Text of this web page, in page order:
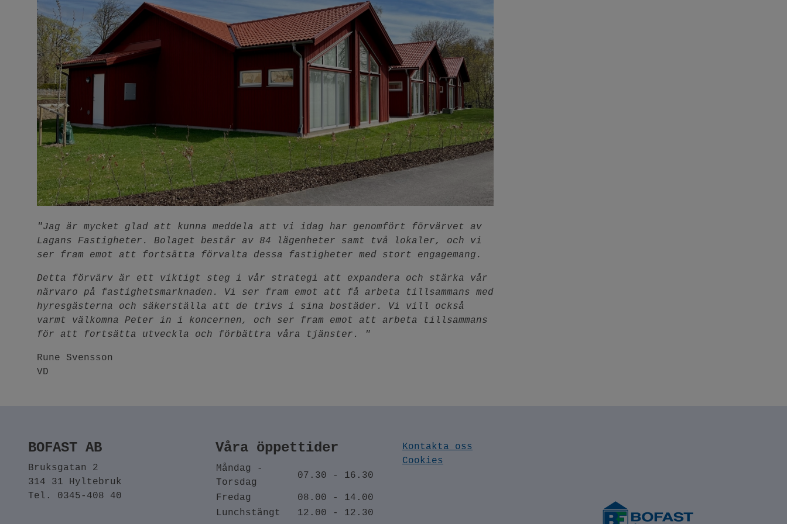
"Jag är mycket glad att kunna meddela att vi idag har genomfört förvärvet av
Lagans Fastigheter. Bolaget består av 84 lägenheter samt två lokaler, och vi
ser fram emot att fortsätta förvalta dessa fastigheter med stort engagemang.
Detta förvärv är ett viktigt steg i vår strategi att expandera och stärka vår
närvaro på fastighetsmarknaden. Vi ser fram emot att få arbeta tillsammans med
hyresgästerna och säkerställa att de trivs i sina bostäder. Vi vill också
varmt välkomna Peter in i koncernen, och ser fram emot att arbeta tillsammans
för att fortsätta utveckla och förbättra våra tjänster. "
Rune Svensson
VD
BOFAST AB
Bruksgatan 2
314 31 Hyltebruk
Tel. 0345-408 40
Våra öppettider
Måndag -
Torsdag
07.30 - 16.30
Fredag
08.00 - 14.00
Lunchstängt
12.00 - 12.30
Kontakta oss
Cookies